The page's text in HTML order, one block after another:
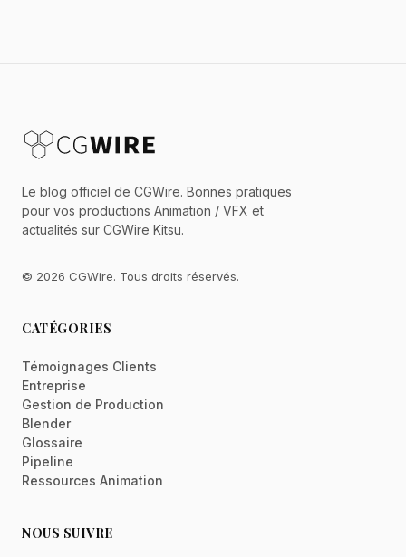
Le blog officiel de CGWire. Bonnes pratiques
pour vos productions Animation / VFX et
actualités sur CGWire Kitsu.
© 2026 CGWire. Tous droits réservés.
CATÉGORIES
Témoignages Clients
Entreprise
Gestion de Production
Blender
Glossaire
Pipeline
Ressources Animation
NOUS SUIVRE